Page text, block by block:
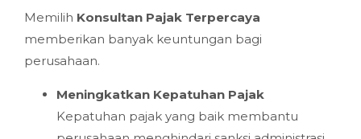
Memilih Konsultan Pajak Terpercaya
memberikan banyak keuntungan bagi
perusahaan.
Meningkatkan Kepatuhan Pajak
Kepatuhan pajak yang baik membantu